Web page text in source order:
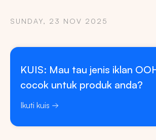
SUNDAY, 23 NOV 2025
KUIS: Mau tau jenis iklan
cocok untuk produk anda?
Ikuti kuis